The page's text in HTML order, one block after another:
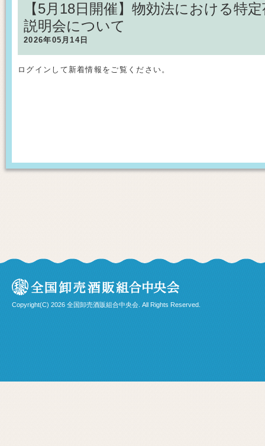
【5月18日開催】物効法における特
説明会について
2026年05月14日
ログインして新着情報をご覧ください。
Copyright(C) 2026 全国卸売酒販組合中央会. All Rights Reserved.